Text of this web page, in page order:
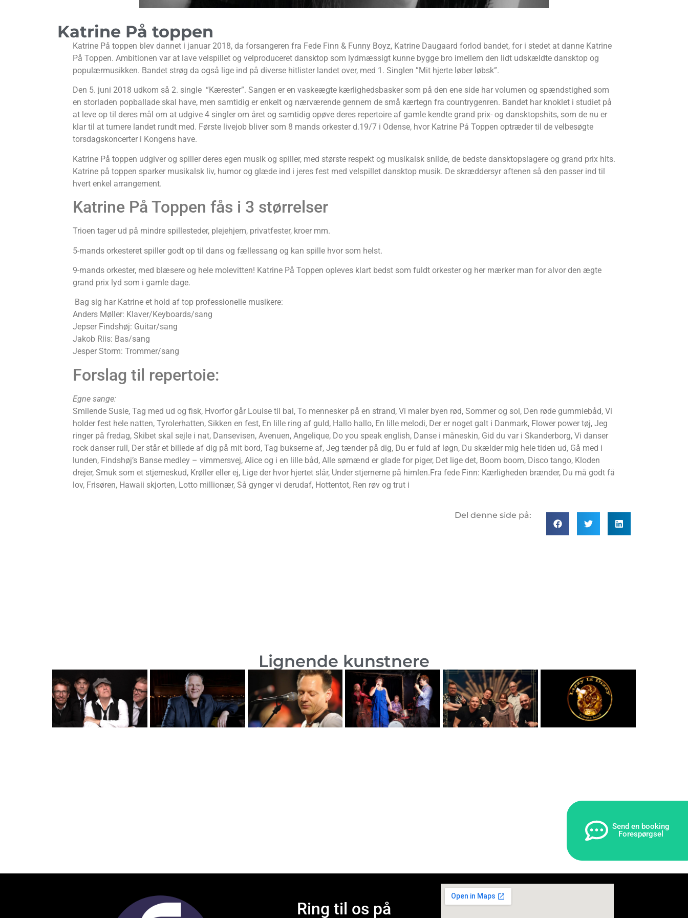
Katrine På toppen
Katrine På toppen blev dannet i januar 2018, da forsangeren fra Fede Finn & Funny Boyz, Katrine Daugaard forlod bandet, for i stedet at danne Katrine
På Toppen. Ambitionen var at lave velspillet og velproduceret dansktop som lydmæssigt kunne bygge bro imellem den lidt udskældte dansktop og
populærmusikken. Bandet strøg da også lige ind på diverse hitlister landet over, med 1. Singlen ”Mit hjerte løber løbsk”.
Den 5. juni 2018 udkom så 2. single “Kærester”. Sangen er en vaskeægte kærlighedsbasker som på den ene side har volumen og spændstighed som
en storladen popballade skal have, men samtidig er enkelt og nærværende gennem de små kærtegn fra countrygenren. Bandet har knoklet i studiet på
at leve op til deres mål om at udgive 4 singler om året og samtidig opøve deres repertoire af gamle kendte grand prix- og dansktopshits, som de nu er
klar til at turnere landet rundt med. Første livejob bliver som 8 mands orkester d.19/7 i Odense, hvor Katrine På Toppen optræder til de velbesøgte
torsdagskoncerter i Kongens have.
Katrine På toppen udgiver og spiller deres egen musik og spiller, med største respekt og musikalsk snilde, de bedste dansktopslagere og grand prix hits.
Katrine på toppen sparker musikalsk liv, humor og glæde ind i jeres fest med velspillet dansktop musik. De skræddersyr aftenen så den passer ind til
hvert enkel arrangement.
Katrine På Toppen fås i 3 størrelser
Trioen tager ud på mindre spillesteder, plejehjem, privatfester, kroer mm.
5-mands orkesteret spiller godt op til dans og fællessang og kan spille hvor som helst.
9-mands orkester, med blæsere og hele molevitten! Katrine På Toppen opleves klart bedst som fuldt orkester og her mærker man for alvor den ægte
grand prix lyd som i gamle dage.
Bag sig har Katrine et hold af top professionelle musikere:
Anders Møller: Klaver/Keyboards/sang
Jepser Findshøj: Guitar/sang
Jakob Riis: Bas/sang
Jesper Storm: Trommer/sang
Forslag til repertoie:
Egne sange:
Smilende Susie, Tag med ud og fisk, Hvorfor går Louise til bal, To mennesker på en strand, Vi maler byen rød, Sommer og sol, Den røde gummiebåd, Vi
holder fest hele natten, Tyrolerhatten, Sikken en fest, En lille ring af guld, Hallo hallo, En lille melodi, Der er noget galt i Danmark, Flower power tøj, Jeg
ringer på fredag, Skibet skal sejle i nat, Dansevisen, Avenuen, Angelique, Do you speak english, Danse i måneskin, Gid du var i Skanderborg, Vi danser
rock danser rull, Der står et billede af dig på mit bord, Tag bukserne af, Jeg tænder på dig, Du er fuld af løgn, Du skælder mig hele tiden ud, Gå med i
lunden, Findshøj’s Banse medley – vimmersvej, Alice og i en lille båd, Alle sømænd er glade for piger, Det lige det, Boom boom, Disco tango, Kloden
drejer, Smuk som et stjerneskud, Krøller eller ej, Lige der hvor hjertet slår, Under stjernerne på himlen.Fra fede Finn: Kærligheden brænder, Du må godt få
lov, Frisøren, Hawaii skjorten, Lotto millionær, Så gynger vi derudaf, Hottentot, Ren røv og trut i
Del denne side på:
Lignende kunstnere
Send en booking
Forespørgsel
Ring til os på